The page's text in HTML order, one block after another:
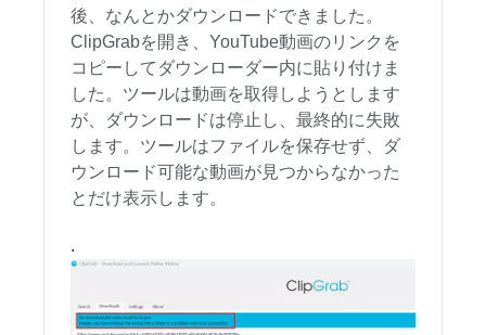
後、なんとかダウンロードできました。
ClipGrabを開き、YouTube動画のリンクを
コピーしてダウンローダー内に貼り付けま
した。ツールは動画を取得しようとします
が、ダウンロードは停止し、最終的に失敗
します。ツールはファイルを保存せず、ダ
ウンロード可能な動画が見つからなかった
とだけ表示します。
.